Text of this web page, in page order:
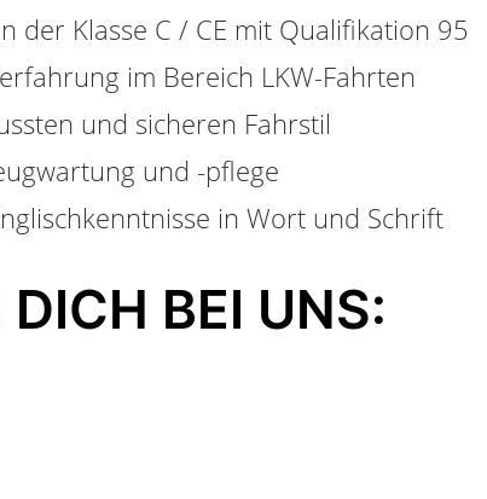
der Klasse C / CE mit Qualifikation 95
im Bereich LKW-Fahrten
und sicheren Fahrstil
und -pflege
in Wort und Schrift
BEI UNS: